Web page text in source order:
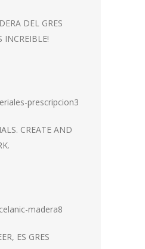
DEL GRES
INCREIBLE!
CREATE AND
ES GRES